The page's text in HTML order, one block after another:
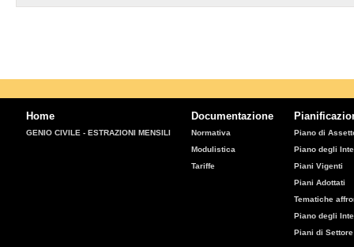
Home
GENIO CIVILE - ESTRAZIONI MENSILI
Documentazione
Normativa
Modulistica
Tariffe
Piano di
Piano degli
Piani Vigenti
Piani Adottati
Tematiche
Piano degli
Piani di Settore